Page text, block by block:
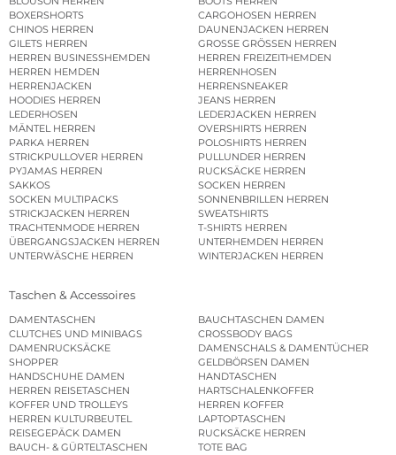
BOXERSHORTS
CARGOHOSEN HERREN
CHINOS HERREN
DAUNENJACKEN HERREN
GILETS HERREN
GROSSE GRÖSSEN HERREN
HERREN BUSINESSHEMDEN
HERREN FREIZEITHEMDEN
HERREN HEMDEN
HERRENHOSEN
HERRENJACKEN
HERRENSNEAKER
HOODIES HERREN
JEANS HERREN
LEDERHOSEN
LEDERJACKEN HERREN
MÄNTEL HERREN
OVERSHIRTS HERREN
PARKA HERREN
POLOSHIRTS HERREN
STRICKPULLOVER HERREN
PULLUNDER HERREN
PYJAMAS HERREN
RUCKSÄCKE HERREN
SAKKOS
SOCKEN HERREN
SOCKEN MULTIPACKS
SONNENBRILLEN HERREN
STRICKJACKEN HERREN
SWEATSHIRTS
TRACHTENMODE HERREN
T-SHIRTS HERREN
ÜBERGANGSJACKEN HERREN
UNTERHEMDEN HERREN
UNTERWÄSCHE HERREN
WINTERJACKEN HERREN
Taschen & Accessoires
DAMENTASCHEN
BAUCHTASCHEN DAMEN
CLUTCHES UND MINIBAGS
CROSSBODY BAGS
DAMENRUCKSÄCKE
DAMENSCHALS & DAMENTÜCHER
SHOPPER
GELDBÖRSEN DAMEN
HANDSCHUHE DAMEN
HANDTASCHEN
HERREN REISETASCHEN
HARTSCHALENKOFFER
KOFFER UND TROLLEYS
HERREN KOFFER
HERREN KULTURBEUTEL
LAPTOPTASCHEN
REISEGEPÄCK DAMEN
RUCKSÄCKE HERREN
BAUCH- & GÜRTELTASCHEN
TOTE BAG